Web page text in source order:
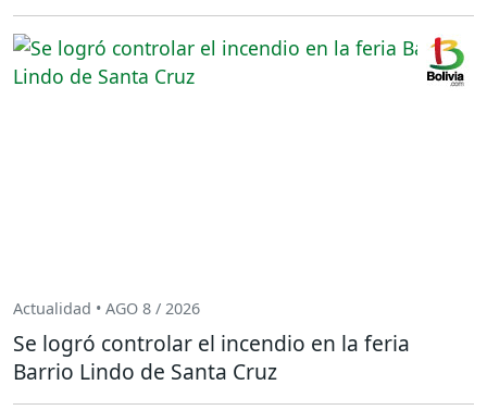
Actualidad • AGO 8 / 2026
Se logró controlar el incendio en la feria
Barrio Lindo de Santa Cruz